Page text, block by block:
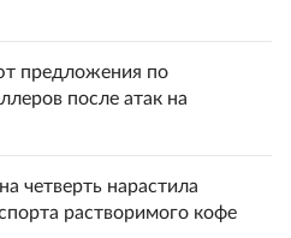
предложения по
после атак на
четверть нарастила
растворимого кофе